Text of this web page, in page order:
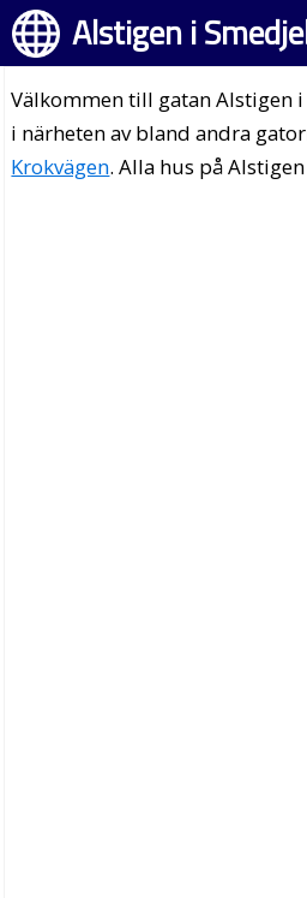
Alstigen i
Välkommen till gatan Alstigen
i närheten av bland andra
Krokvägen. Alla hus på